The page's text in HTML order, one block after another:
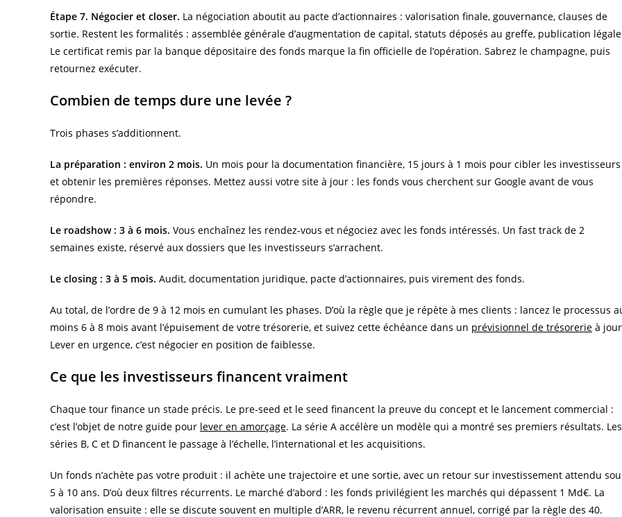
Étape 7. Négocier et closer. La négociation aboutit au pacte d’actionnaires : valorisation finale, gouvernance, clauses de
sortie. Restent les formalités : assemblée générale d’augmentation de capital, statuts déposés au greffe, publication
Le certificat remis par la banque dépositaire des fonds marque la fin officielle de l’opération. Sabrez le champagne, puis
retournez exécuter.
Combien de temps dure une levée ?
Trois phases s’additionnent.
La préparation : environ 2 mois. Un mois pour la documentation financière, 15 jours à 1 mois pour cibler les investisseurs
et obtenir les premières réponses. Mettez aussi votre site à jour : les fonds vous cherchent sur Google avant de vous
répondre.
Le roadshow : 3 à 6 mois. Vous enchaînez les rendez-vous et négociez avec les fonds intéressés. Un fast track de 2
semaines existe, réservé aux dossiers que les investisseurs s’arrachent.
Le closing : 3 à 5 mois. Audit, documentation juridique, pacte d’actionnaires, puis virement des fonds.
Au total, de l’ordre de 9 à 12 mois en cumulant les phases. D’où la règle que je répète à mes clients : lancez le processus
moins 6 à 8 mois avant l’épuisement de votre trésorerie, et suivez cette échéance dans un prévisionnel de trésorerie à
Lever en urgence, c’est négocier en position de faiblesse.
Ce que les investisseurs financent vraiment
Chaque tour finance un stade précis. Le pre-seed et le seed financent la preuve du concept et le lancement commercial :
c’est l’objet de notre guide pour lever en amorçage. La série A accélère un modèle qui a montré ses premiers résultats. Les
séries B, C et D financent le passage à l’échelle, l’international et les acquisitions.
Un fonds n’achète pas votre produit : il achète une trajectoire et une sortie, avec un retour sur investissement attendu
5 à 10 ans. D’où deux filtres récurrents. Le marché d’abord : les fonds privilégient les marchés qui dépassent 1 Md€. La
valorisation ensuite : elle se discute souvent en multiple d’ARR, le revenu récurrent annuel, corrigé par la règle des 40.